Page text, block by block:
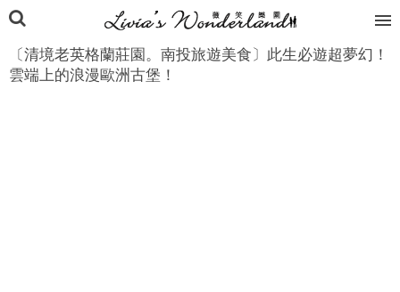
〔清境老英格蘭莊園。南投旅遊美食〕此生必遊超夢幻！
雲端上的浪漫歐洲古堡！